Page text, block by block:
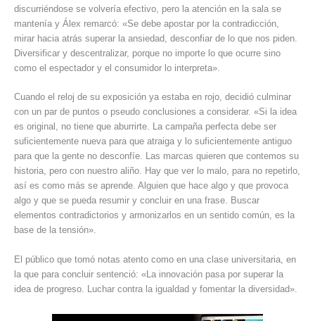
discurriéndose se volvería efectivo, pero la atención en la sala se
mantenía y Álex remarcó: «Se debe apostar por la contradicción,
mirar hacia atrás superar la ansiedad, desconfiar de lo que nos piden.
Diversificar y descentralizar, porque no importe lo que ocurre sino
como el espectador y el consumidor lo interpreta».
Cuando el reloj de su exposición ya estaba en rojo, decidió culminar
con un par de puntos o pseudo conclusiones a considerar. «Si la idea
es original, no tiene que aburrirte. La campaña perfecta debe ser
suficientemente nueva para que atraiga y lo suficientemente antiguo
para que la gente no desconfíe. Las marcas quieren que contemos su
historia, pero con nuestro aliño. Hay que ver lo malo, para no repetirlo,
así es como más se aprende. Alguien que hace algo y que provoca
algo y que se pueda resumir y concluir en una frase. Buscar
elementos contradictorios y armonizarlos en un sentido común, es la
base de la tensión».
El público que tomó notas atento como en una clase universitaria, en
la que para concluir sentenció: «La innovación pasa por superar la
idea de progreso. Luchar contra la igualdad y fomentar la diversidad».